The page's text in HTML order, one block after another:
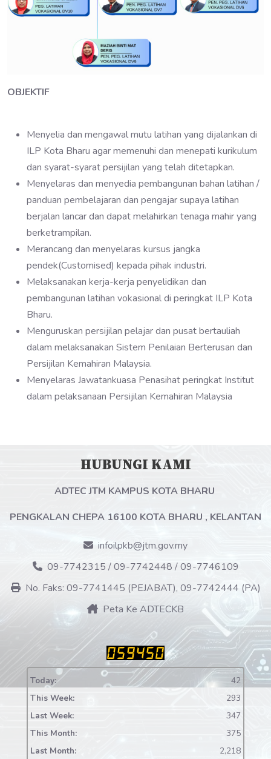
OBJEKTIF
Menyelia dan mengawal mutu latihan yang dijalankan di
ILP Kota Bharu agar memenuhi dan menepati kurikulum
dan syarat-syarat persijilan yang telah ditetapkan.
Menyelaras dan menyedia pembangunan bahan latihan /
panduan pembelajaran dan pengajar supaya latihan
berjalan lancar dan dapat melahirkan tenaga mahir yang
berketrampilan.
Merancang dan menyelaras kursus jangka
pendek(Customised) kepada pihak industri.
Melaksanakan kerja-kerja penyelidikan dan
pembangunan latihan vokasional di peringkat ILP Kota
Bharu.
Menguruskan persijilan pelajar dan pusat bertauliah
dalam melaksanakan Sistem Penilaian Berterusan dan
Persijilan Kemahiran Malaysia.
Menyelaras Jawatankuasa Penasihat peringkat Institut
dalam pelaksanaan Persijilan Kemahiran Malaysia
HUBUNGI KAMI
ADTEC JTM KAMPUS KOTA BHARU
PENGKALAN CHEPA 16100 KOTA BHARU , KELANTAN
infoilpkb@jtm.gov.my
09-7742315 / 09-7742448 / 09-7746109
No. Faks: 09-7741445 (PEJABAT), 09-7742444 (PA)
Peta Ke ADTECKB
Today:
42
This Week:
293
Last Week:
347
This Month:
375
Last Month:
2,218